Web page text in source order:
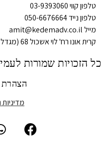
טלפון קווי 03-9393060
טלפון נייד 050-6676664
מייל amit@kedemadv.co.il
קרית אונו רח' לוי אשכול 68 (מגדל משרדים B אונו).
כל הזכויות שמורות
הצהרת